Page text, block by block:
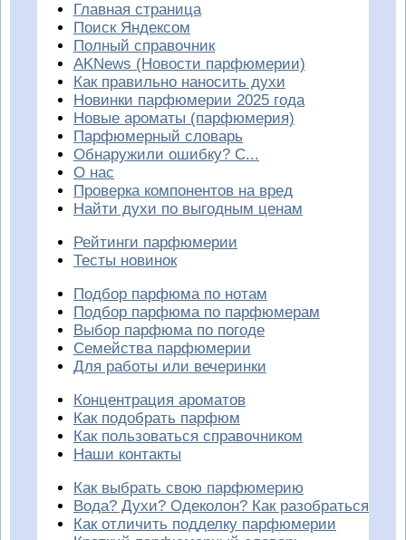
Главная страница
Поиск Яндексом
Полный справочник
AKNews (Новости парфюмерии)
Как правильно наносить духи
Новинки парфюмерии 2025 года
Новые ароматы (парфюмерия)
Парфюмерный словарь
Обнаружили ошибку? С...
О нас
Проверка компонентов на вред
Найти духи по выгодным ценам
Рейтинги парфюмерии
Тесты новинок
Подбор парфюма по нотам
Подбор парфюма по парфюмерам
Выбор парфюма по погоде
Семейства парфюмерии
Для работы или вечеринки
Концентрация ароматов
Как подобрать парфюм
Как пользоваться справочником
Наши контакты
Как выбрать свою парфюмерию
Вода? Духи? Одеколон? Как разобраться
Как отличить подделку парфюмерии